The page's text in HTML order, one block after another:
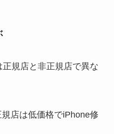
規店と非正規店で異な
店は低価格でiPhone修